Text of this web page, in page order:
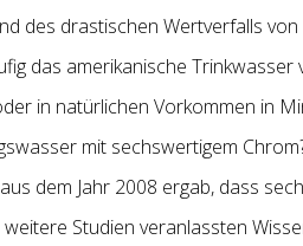
des drastischen Wertverfalls
das amerikanische Trinkwasser
in natürlichen Vorkommen in
mit sechswertigem
dem Jahr 2008 ergab, dass
Studien veranlassten